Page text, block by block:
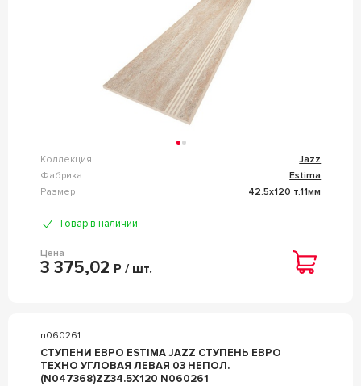
Коллекция
Jazz
Фабрика
Estima
Размер
42.5x120 т.11мм
Товар в наличии
Цена
3 375,02 Р / шт.
n060261
СТУПЕНИ ЕВРО ESTIMA JAZZ СТУПЕНЬ ЕВРО
ТЕХНО УГЛОВАЯ ЛЕВАЯ 03 НЕПОЛ.
(N047368)ZZ34.5Х120 N060261